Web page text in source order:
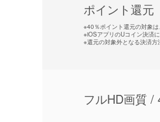
ポイント還元
※40％ポイント還元の対象
※iOSアプリのUコイン決済
※還元の対象外となる決済
フルHD画質 /